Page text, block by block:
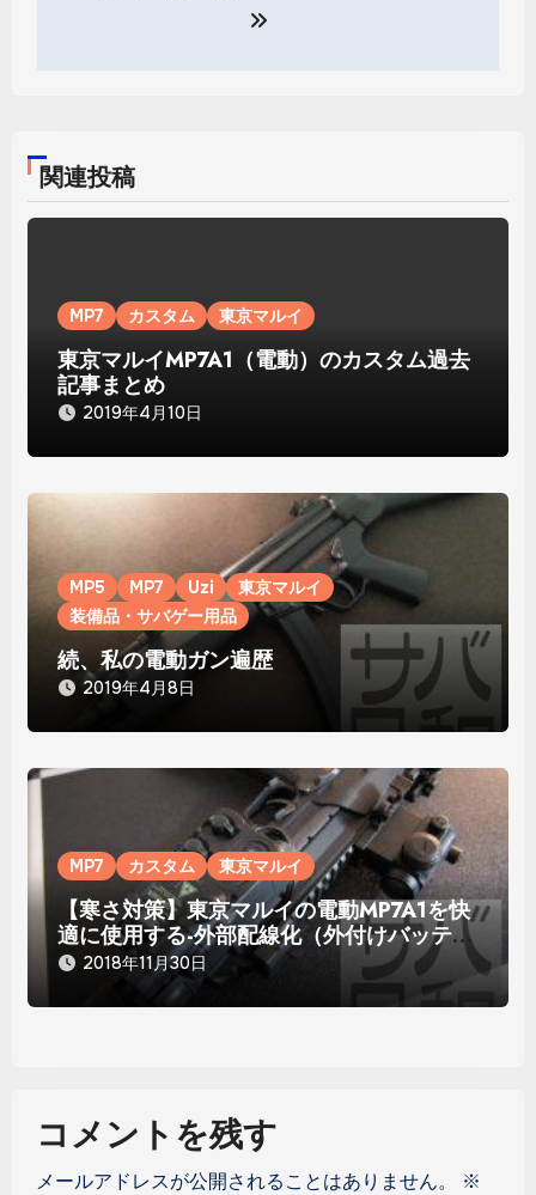
シ
ョ
関連投稿
MP7 カスタム 東京マルイ
東京マルイMP7A1（電動）のカスタム過去
記事まとめ
2019年4月10日
MP5 MP7 Uzi
東京マルイ
装備品・サバゲー用品
続、私の電動ガン遍歴
2019年4月8日
MP7 カスタム 東京マルイ
【寒さ対策】東京マルイの電動MP7A1を快
適に使用する-外部配線化（外付けバッテリ
ー化）-
2018年11月30日
コメントを残す
メールアドレスが公開されることはありません。
※